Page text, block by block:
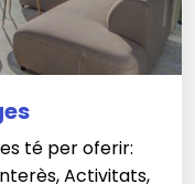
té per oferir:
Activitats,